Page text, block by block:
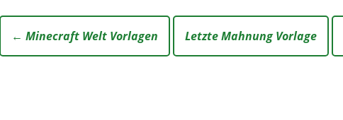
← Minecraft Welt Vorlagen Letzte Mahnung Vorlage